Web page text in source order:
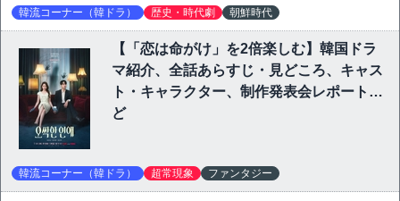
韓流コーナー（韓ドラ） 歴史・時代劇 朝鮮時代
【「恋は命がけ」を2倍楽しむ】韓国ドラ
マ紹介、全話あらすじ・見どころ、キャス
ト・キャラクター、制作発表会レポートな
ど
韓流コーナー（韓ドラ） 超常現象 ファンタジー